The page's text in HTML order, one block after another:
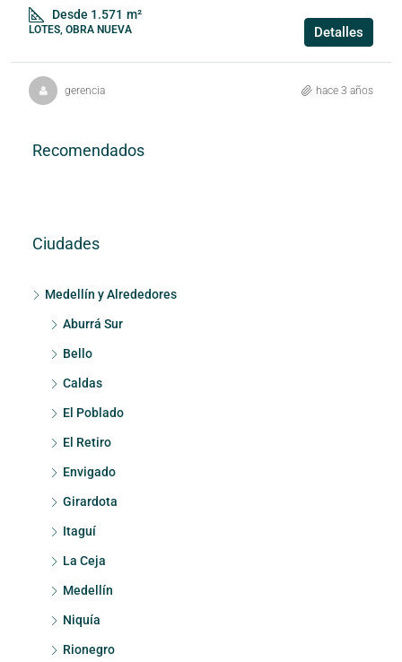
Desde 1.571 m²
LOTES, OBRA NUEVA Detalles
gerencia hace 3 años
Recomendados
Ciudades
Medellín y Alrededores
Aburrá Sur
Bello
Caldas
El Poblado
El Retiro
Envigado
Girardota
Itaguí
La Ceja
Medellín
Niquía
Rionegro